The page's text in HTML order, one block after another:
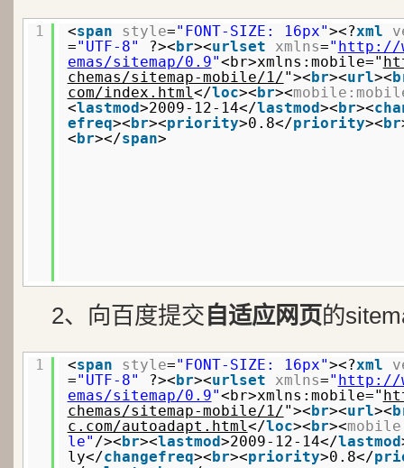
1 <span style="FONT-SIZE: 16px"><?xml
="UTF-8" ?><br><urlset xmlns=" http://
emas/sitemap/0.9"<br>xmlns:mobile="
chemas/sitemap-mobile/1/"><br><url><
com/index.html </loc><br><
<lastmod>2009-12-14</lastmod><br><
efreq><br><priority>0.8</priority><br
<br></span>
2、向百度提交 自适应网页的
1 <span style="FONT-SIZE: 16px"><?xml
="UTF-8" ?><br><urlset xmlns=" http://
emas/sitemap/0.9"<br>xmlns:mobile="
chemas/sitemap-mobile/1/"><br><url><
c.com/autoadapt.html </loc><br><
le" /><br><lastmod>2009-12-14</lastmod
ly</changefreq><br><priority>0.8</